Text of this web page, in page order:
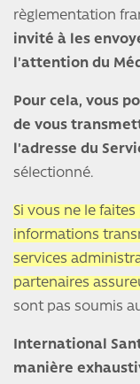
règlementation
invité à les
l'attention du
Pour cela, vous
de vous
l'adresse du
sélectionné.
Si vous ne le
informations
services
partenaires
sont pas soumis
International
manière